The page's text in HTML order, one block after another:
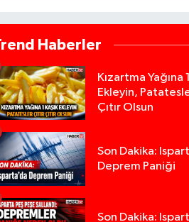
Haberler
Kızartma Yağına
Ekleyin,
Çıtır Olsun
Son Dakika:
Deprem Paniği
Son Dakika: